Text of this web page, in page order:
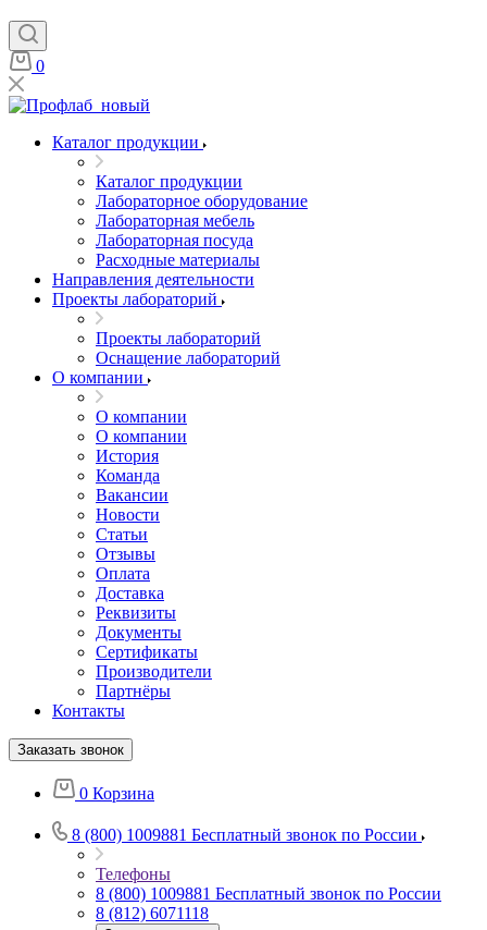
0
Каталог продукции
Каталог продукции
Лабораторное оборудование
Лабораторная мебель
Лабораторная посуда
Расходные материалы
Направления деятельности
Проекты лабораторий
Проекты лабораторий
Оснащение лабораторий
О компании
О компании
О компании
История
Команда
Вакансии
Новости
Статьи
Отзывы
Оплата
Доставка
Реквизиты
Документы
Сертификаты
Производители
Партнёры
Контакты
Заказать звонок
0 Корзина
8 (800) 1009881 Бесплатный звонок по России
Телефоны
8 (800) 1009881 Бесплатный звонок по России
8 (812) 6071118